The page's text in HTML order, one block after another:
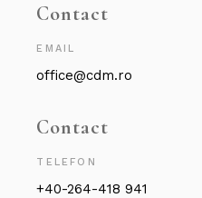
Contact
EMAIL
office@cdm.ro
Contact
TELEFON
+40-264-418 941